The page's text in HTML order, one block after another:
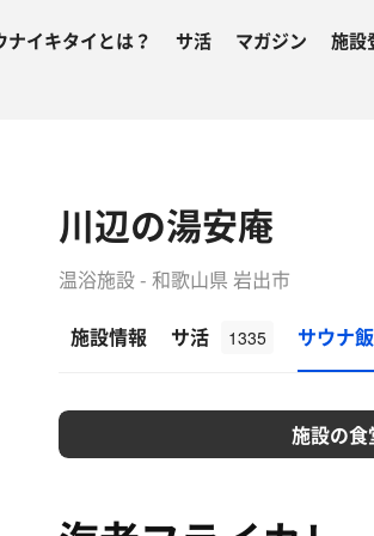
ナイキタイとは？ サ活 マガジン 施設
川辺の湯安庵
温浴施設 - 和歌山県 岩出市
施設情報
サ活 1335 サウナ飯
施設の食